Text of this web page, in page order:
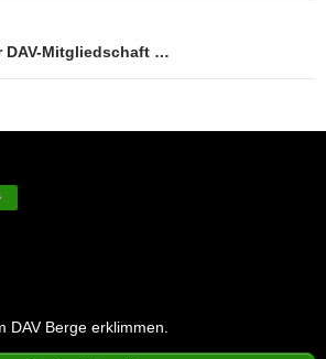
DAV-Mitgliedschaft …